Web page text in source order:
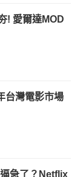
! 愛爾達MOD
台灣電影市場
急了？Netflix